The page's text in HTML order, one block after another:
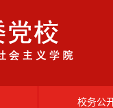
校务公